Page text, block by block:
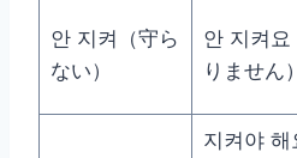
안 지켜（守ら
ない）
안 지켜요
りません）
지켜야 해